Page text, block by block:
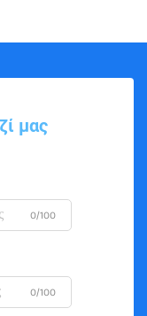
μας
0/100
0/100